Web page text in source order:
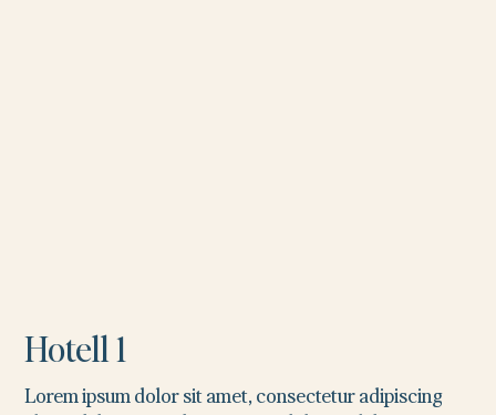
Hotell 1
Lorem ipsum dolor sit amet, consectetur adipiscing